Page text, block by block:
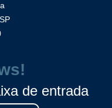
de entrada